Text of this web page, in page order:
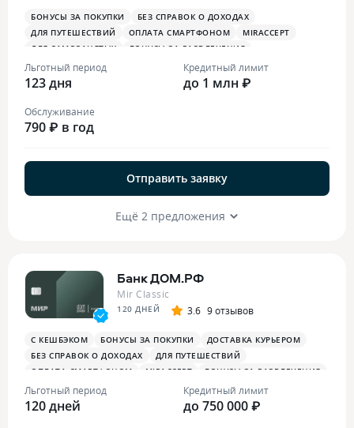
БОНУСЫ ЗА ПОКУПКИ
БЕЗ СПРАВОК О ДОХОДАХ
ДЛЯ ПУТЕШЕСТВИЙ
ОПЛАТА СМАРТФОНОМ
MIRACCEPT
ДЛЯ САМОЗАНЯТЫХ
БОНУСЫ ЗА РАЗВЛЕЧЕНИЯ
Льготный период
123 дня
Кредитный лимит
до 1 млн ₽
Обслуживание
790 ₽ в год
Отправить заявку
Ещё 2 предложения
Банк ДОМ.РФ
Mir Classic
120 ДНЕЙ 3.6 9 отзывов
С КЕШБЭКОМ БОНУСЫ ЗА ПОКУПКИ
ДОСТАВКА КУРЬЕРОМ
БЕЗ СПРАВОК О ДОХОДАХ
ДЛЯ ПУТЕШЕСТВИЙ
ОПЛАТА СМАРТФОНОМ
MIRACCEPT
БОНУСЫ ЗА РАЗВЛЕЧЕНИЯ
БОНУСЫ В РЕСТОРАНАХ
Льготный период
120 дней
Кредитный лимит
до 750 000 ₽